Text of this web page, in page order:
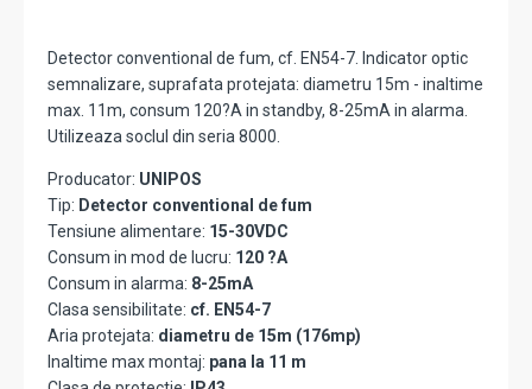
Detector conventional de fum, cf. EN54-7. Indicator optic
semnalizare, suprafata protejata: diametru 15m - inaltime
max. 11m, consum 120?A in standby, 8-25mA in alarma.
Utilizeaza soclul din seria 8000.
Producator: UNIPOS
Tip: Detector conventional de fum
Tensiune alimentare: 15-30VDC
Consum in mod de lucru: 120 ?A
Consum in alarma: 8-25mA
Clasa sensibilitate: cf. EN54-7
Aria protejata: diametru de 15m (176mp)
Inaltime max montaj: pana la 11 m